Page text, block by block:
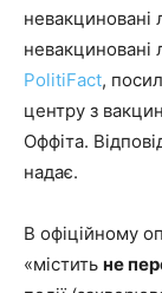
невакциновані
PolitiFact,
центру з
Оффіта.
надає.
В офіційному
«містить не